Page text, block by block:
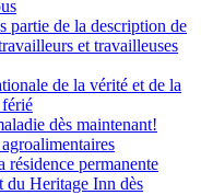
partie de la description de
et travailleuses
de la vérité et de la
dès maintenant!
résidence permanente
Heritage Inn dès